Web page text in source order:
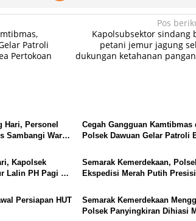
Patroli
Pertokoan
Pos
Kapolsubsektor sindang
petani jemur jagung
dukungan ketahanan
Personel
Sambangi Warga
Cegah Gangguan Kamtibmas
Polsek Dawuan Gelar Patroli
Kapolsek
Lalin PH Pagi di
Semarak Kemerdekaan,
Ekspedisi Merah Putih
Persiapan HUT
Semarak Kemerdekaan
Polsek Panyingkiran Dihiasi